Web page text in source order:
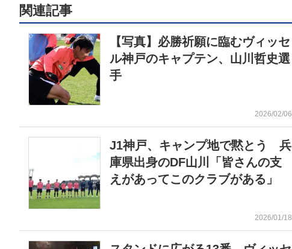
関連記事
【写真】必勝祈願に臨むヴィッセ
ル神戸のキャプテン、山川哲史選
手
2026/02/06
J1神戸、キャンプ地で黙とう 兵
庫県出身のDF山川「皆さんの支
えがあってこのクラブがある」
2026/01/18